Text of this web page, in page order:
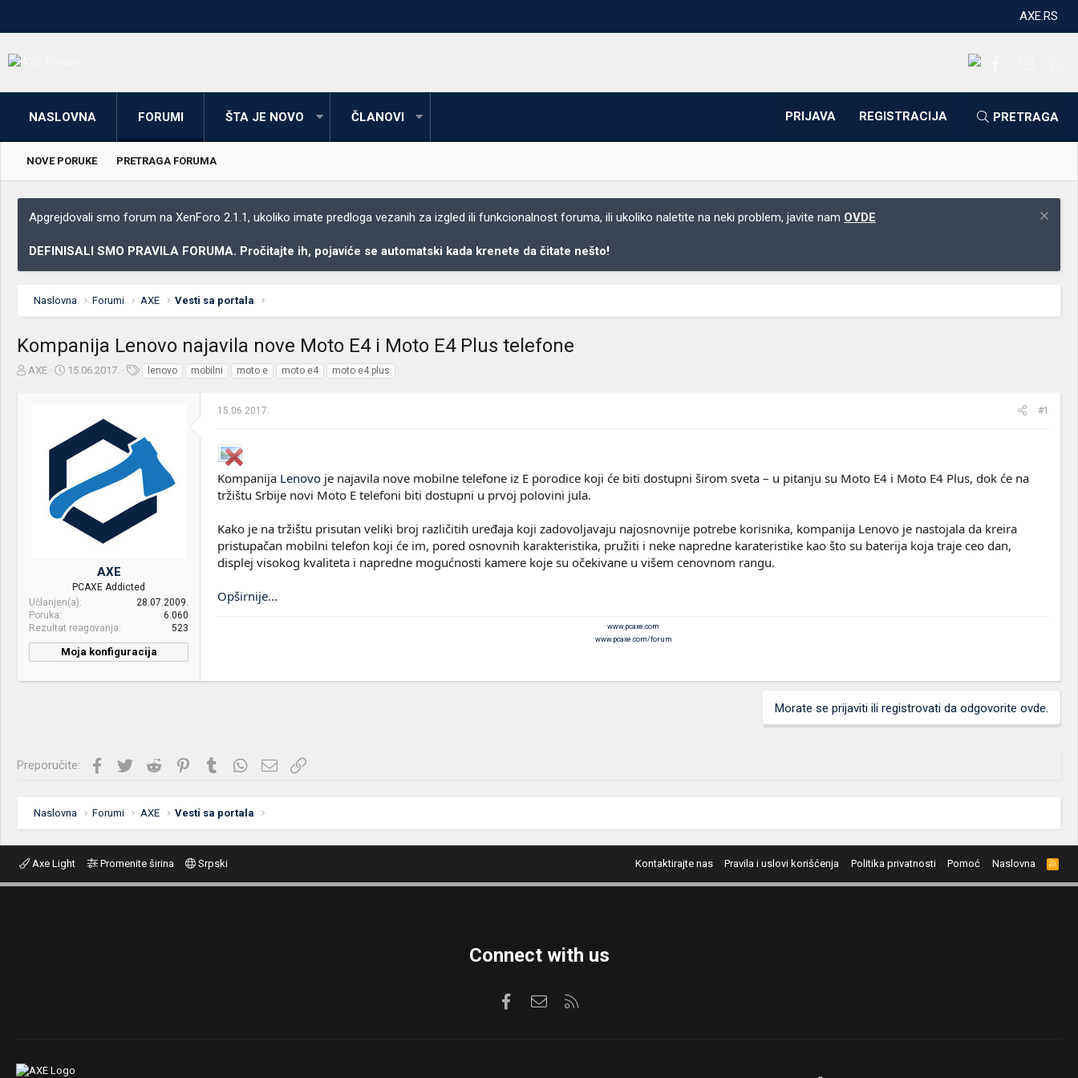
AXE.RS
NASLOVNA FORUMI ŠTA JE NOVO ČLANOVI PRIJAVA REGISTRACIJA PRETRAGA
NOVE PORUKE PRETRAGA FORUMA
Apgrejdovali smo forum na XenForo 2.1.1, ukoliko imate predloga vezanih za izgled ili funkcionalnost foruma, ili ukoliko naletite na neki problem, javite nam OVDE
DEFINISALI SMO PRAVILA FORUMA. Pročitajte ih, pojaviće se automatski kada krenete da čitate nešto!
Naslovna Forumi AXE Vesti sa portala
Kompanija Lenovo najavila nove Moto E4 i Moto E4 Plus telefone
Z
AXE
D
p
o
e
t
a
15.06.2017.
e
lenovo mobilni moto e moto e4 moto e4 plus
AXE
PCAXE Addicted
Učlanjen(a)
28.07.2009.
Poruka
6.060
Rezultat reagovanja
523
Moja konfiguracija
15.06.2017. #1
Kompanija Lenovo je najavila nove mobilne telefone iz E porodice koji će biti dostupni širom sveta – u pitanju su Moto E4 i Moto E4 Plus, dok će na
tržištu Srbije novi Moto E telefoni biti dostupni u prvoj polovini jula.
Kako je na tržištu prisutan veliki broj različitih uređaja koji zadovoljavaju najosnovnije potrebe korisnika, kompanija Lenovo je nastojala da kreira
pristupačan mobilni telefon koji će im, pored osnovnih karakteristika, pružiti i neke napredne karateristike kao što su baterija koja traje ceo dan,
displej visokog kvaliteta i napredne mogućnosti kamere koje su očekivane u višem cenovnom rangu.
Opširnije...
www.pcaxe.com
www.pcaxe.com/forum
Morate se prijaviti ili registrovati da odgovorite ovde.
Preporučite: Facebook
Twitter Reddit PinterestTumblrWhatsApp
Imejl Link
Naslovna Forumi AXE Vesti sa portala
Axe Light Promenite širina Srpski Kontaktirajte nas Pravila i uslovi korišćenja Politika privatnosti Pomoć Naslovna
R
S
S
Connect with us
FacebookKontaktirajte nas